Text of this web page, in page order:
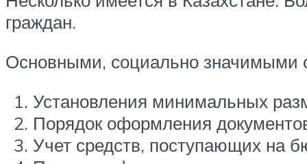
граждан.
Основными, социально значимыми
Установления минимальных
Порядок оформления
Учет средств, поступающих на